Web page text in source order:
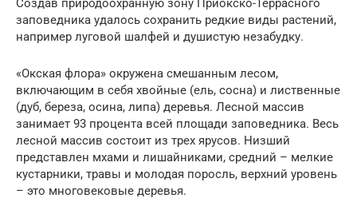
Создав природоохранную зону Приокско-Террасного
заповедника удалось сохранить редкие виды растений,
например луговой шалфей и душистую незабудку.
«Окская флора» окружена смешанным лесом,
включающим в себя хвойные (ель, сосна) и лиственные
(дуб, береза, осина, липа) деревья. Лесной массив
занимает 93 процента всей площади заповедника. Весь
лесной массив состоит из трех ярусов. Низший
представлен мхами и лишайниками, средний – мелкие
кустарники, травы и молодая поросль, верхний уровень
– это многовековые деревья.